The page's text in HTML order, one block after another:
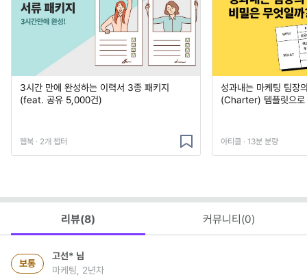
3시간 만에 완성하는 이력서 3종 패키지
(feat. 공유 5,000건)
웹북 · 2개 챕터
성과내는 마케팅 팀장
(Charter) 템플릿으로
아티클 · 13분 분량
리뷰(8) 커뮤니티(0)
보통
고선* 님
마케팅, 2년차